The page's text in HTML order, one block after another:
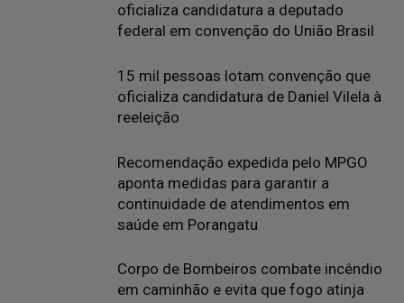
oficializa candidatura a deputado
federal em convenção do União Brasil
15 mil pessoas lotam convenção que
oficializa candidatura de Daniel Vilela à
reeleição
Recomendação expedida pelo MPGO
aponta medidas para garantir a
continuidade de atendimentos em
saúde em Porangatu
Corpo de Bombeiros combate incêndio
em caminhão e evita que fogo atinja